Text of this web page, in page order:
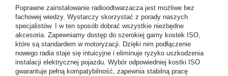
Poprawne zainstalowanie radioodtwarzacza jest możliwe bez
fachowej wiedzy. Wystarczy skorzystać z porady naszych
specjalistów. I w ten sposób dobrać wszystkie niezbędne
akcesoria. Zapewniamy dostęp do szerokiej gamy kostek ISO,
które są standardem w motoryzacji. Dzięki nim podłączenie
nowego radia staje się intuicyjne i eliminuje ryzyko uszkodzenia
instalacji elektrycznej pojazdu. Wybór odpowiedniej kostki ISO
gwarantuje pełną kompatybilność, zapewnia stabilną pracę